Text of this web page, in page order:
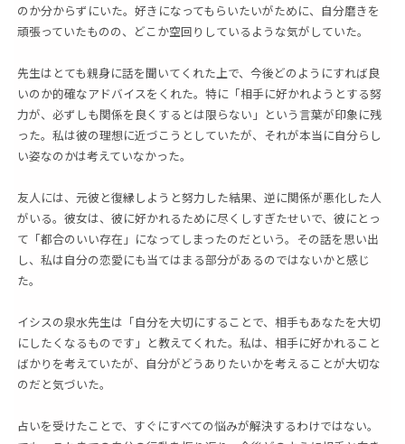
のか分からずにいた。好きになってもらいたいがために、自分磨きを
頑張っていたものの、どこか空回りしているような気がしていた。
先生はとても親身に話を聞いてくれた上で、今後どのようにすれば良
いのか的確なアドバイスをくれた。特に「相手に好かれようとする努
力が、必ずしも関係を良くするとは限らない」という言葉が印象に残
った。私は彼の理想に近づこうとしていたが、それが本当に自分らし
い姿なのかは考えていなかった。
友人には、元彼と復縁しようと努力した結果、逆に関係が悪化した人
がいる。彼女は、彼に好かれるために尽くしすぎたせいで、彼にとっ
て「都合のいい存在」になってしまったのだという。その話を思い出
し、私は自分の恋愛にも当てはまる部分があるのではないかと感じ
た。
イシスの泉水先生は「自分を大切にすることで、相手もあなたを大切
にしたくなるものです」と教えてくれた。私は、相手に好かれること
ばかりを考えていたが、自分がどうありたいかを考えることが大切な
のだと気づいた。
占いを受けたことで、すぐにすべての悩みが解決するわけではない。